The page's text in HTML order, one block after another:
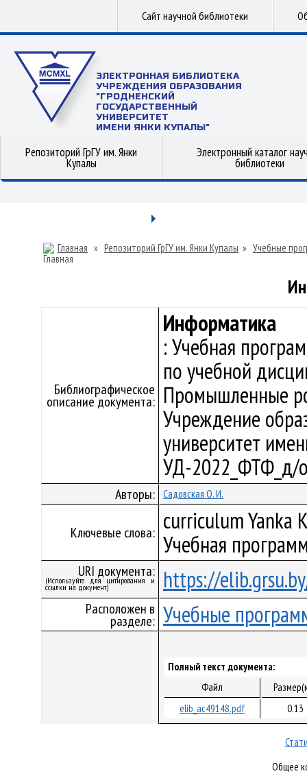
Сайт научной библиотеки
ЭЛЕКТРОННАЯ БИБЛИОТЕКА
УЧРЕЖДЕНИЯ ОБРАЗОВАНИЯ
"ГРОДНЕНСКИЙ
ГОСУДАРСТВЕННЫЙ
УНИВЕРСИТЕТ
ИМЕНИ ЯНКИ КУПАЛЫ"
Репозиторий ГрГУ им. Янки
Купалы
Электронный каталог
библиотеки
Главная » Репозиторий ГрГУ им. Янки Купалы » Учебные
Библиографическое
описание документа:
Информатика
: Учебная
по учебной
Промышленные
Учреждение
университет
УД-2022_ФТФ_д/
Авторы: Садовская О. И.
Ключевые слова: curriculum Yanka
Учебная
URI документа:
(Используйте для цитирования и
ссылки на документ) https://
Расположен в
разделе: Учебные
Полный текст документа:
Файл
elib_ac49148.pdf
0.13
Общее